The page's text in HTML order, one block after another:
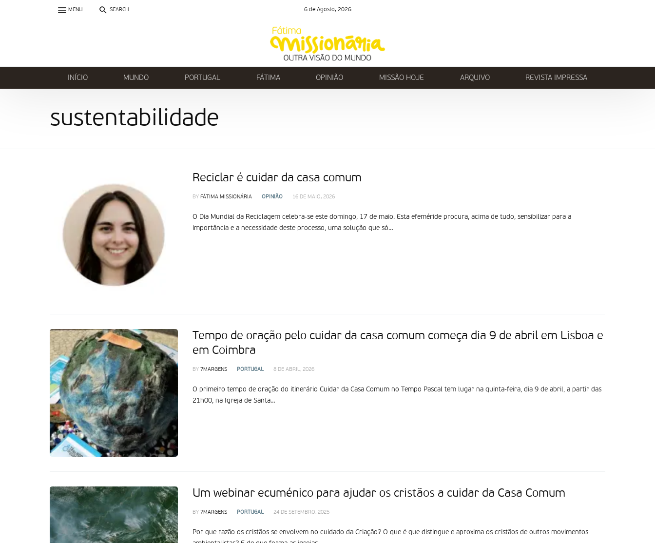
6 de Agosto, 2026
MENU SEARCH
INÍCIO MUNDO PORTUGAL FÁTIMA OPINIÃO MISSÃO HOJE ARQUIVO REVISTA IMPRESSA
sustentabilidade
Reciclar é cuidar da casa comum
BY FÁTIMA MISSIONÁRIA OPINIÃO 16 DE MAIO, 2026
O Dia Mundial da Reciclagem celebra‑se este domingo, 17 de maio. Esta efeméride procura, acima de tudo, sensibilizar para a
importância e a necessidade deste processo, uma solução que só…
Tempo de oração pelo cuidar da casa comum começa dia 9 de abril em Lisboa e
em Coimbra
BY 7MARGENS PORTUGAL 8 DE ABRIL, 2026
O primeiro tempo de oração do itinerário Cuidar da Casa Comum no Tempo Pascal tem lugar na quinta-feira, dia 9 de abril, a partir das
21h00, na Igreja de Santa…
Um webinar ecuménico para ajudar os cristãos a cuidar da Casa Comum
BY 7MARGENS PORTUGAL 24 DE SETEMBRO, 2025
Por que razão os cristãos se envolvem no cuidado da Criação? O que é que distingue e aproxima os cristãos de outros movimentos